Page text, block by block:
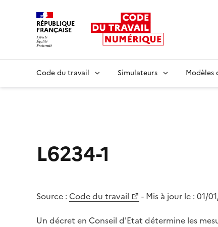
RÉPUBLIQUE
FRANÇAISE
Code du travail Simulateurs Modèles
L6234-1
Source : Code du travail - Mis à jour le : 01/
Un décret en Conseil d'Etat détermine les